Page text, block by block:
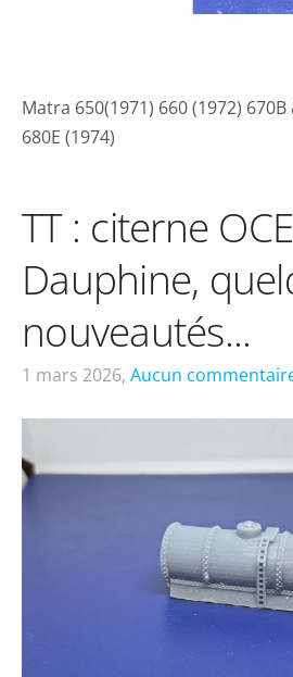
Matra 650(1971) 660 (1972)
680E (1974)
TT : citerne
Dauphine,
nouveautés...
1 mars 2026, Aucun